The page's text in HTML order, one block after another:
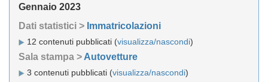
Gennaio 2023
Dati statistici > Immatricolazioni
12 contenuti pubblicati (visualizza/nascondi)
Sala stampa > Autovetture
3 contenuti pubblicati (visualizza/nascondi)